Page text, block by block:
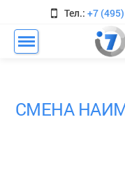
Тел.: +7
СМЕНА